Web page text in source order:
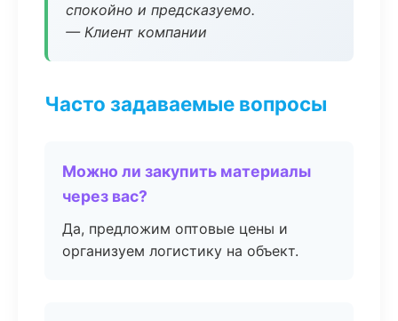
спокойно и предсказуемо.
— Клиент компании
Часто задаваемые вопросы
Можно ли закупить материалы
через вас?
Да, предложим оптовые цены и
организуем логистику на объект.